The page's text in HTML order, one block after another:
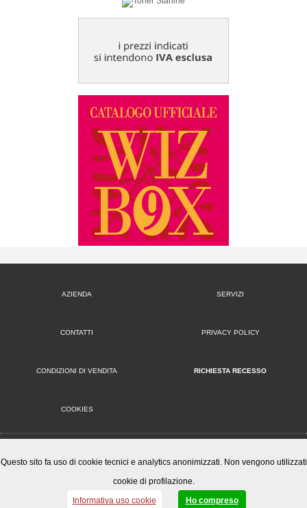
AZIENDA SERVIZI
CONTATTI PRIVACY POLICY
CONDIZIONI DI VENDITA RICHIESTA RECESSO
COOKIES
Mister Wizard S.r.l.
© 2014-15 Mister Wizard, tutti i diritti riservati. Logo Mister Wizard e altri marchi e loghi utilizzati in
questo sito sono di proprietà o concessi in licenza a Mister Wizard. reg. imp. C.F. e P.IVA
Questo sito fa uso di cookie tecnici e analytics anonimizzati. Non vengono utilizzati
cookie di profilazione.
Informativa uso cookie
Ho compreso